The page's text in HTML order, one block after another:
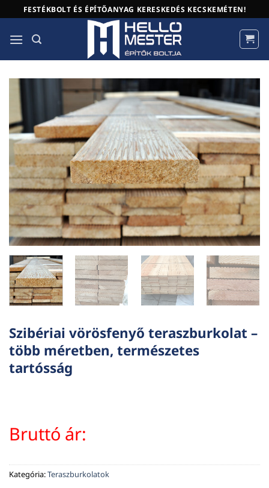
to
content
FESTÉKBOLT ÉS ÉPÍTŐANYAG KERESKEDÉS KECSKEMÉTEN!
Szibériai vörösfenyő teraszburkolat –
több méretben, természetes
tartósság
Bruttó ár:
Kategória:Teraszburkolatok